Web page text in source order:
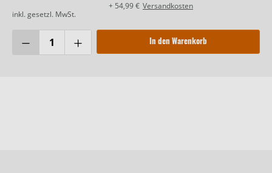
inkl. gesetzl. MwSt.
+ 54,99 € Versandkosten
In den Warenkorb